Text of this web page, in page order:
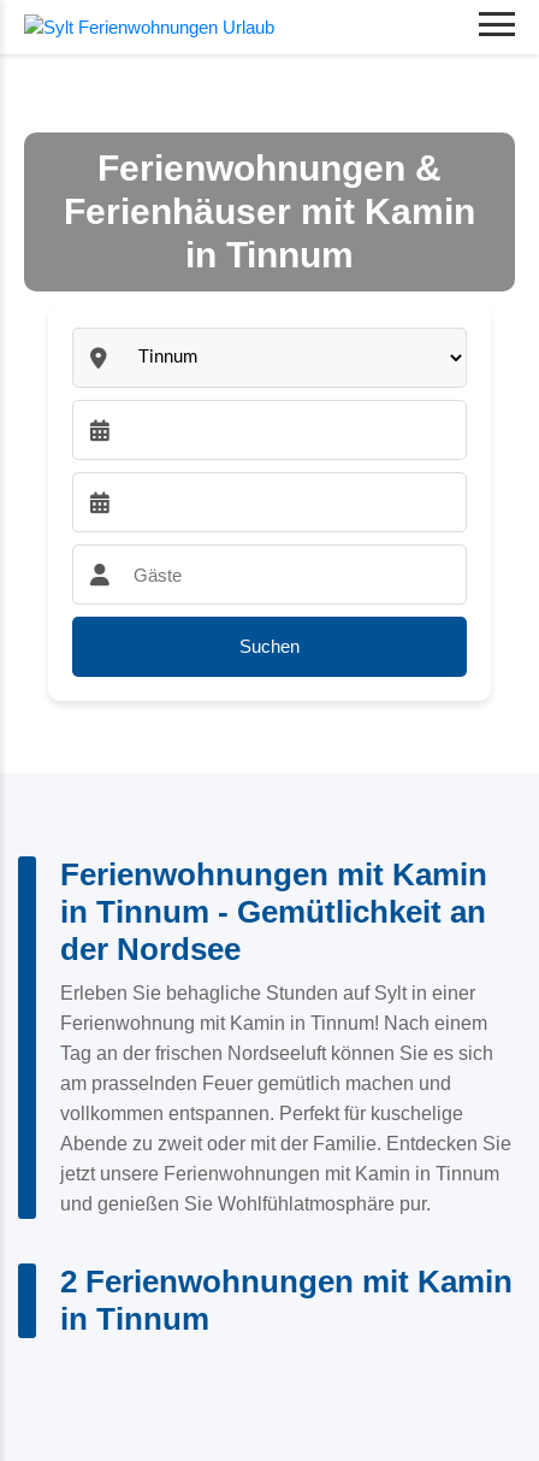
Ferienwohnungen &
Ferienhäuser mit Kamin
in Tinnum
Sylt:
Anreise wählen:
Abreise wählen:
Gäste:
Suchen
Ferienwohnungen mit Kamin
in Tinnum - Gemütlichkeit an
der Nordsee
Erleben Sie behagliche Stunden auf Sylt in einer
Ferienwohnung mit Kamin in Tinnum! Nach einem
Tag an der frischen Nordseeluft können Sie es sich
am prasselnden Feuer gemütlich machen und
vollkommen entspannen. Perfekt für kuschelige
Abende zu zweit oder mit der Familie. Entdecken Sie
jetzt unsere Ferienwohnungen mit Kamin in Tinnum
und genießen Sie Wohlfühlatmosphäre pur.
2 Ferienwohnungen mit Kamin
in Tinnum